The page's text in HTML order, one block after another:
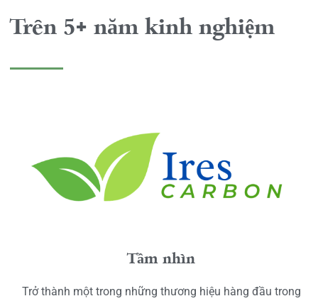
Trên 5+ năm kinh nghiệm
Tầm nhìn
Trở thành một trong những thương hiệu hàng đầu trong